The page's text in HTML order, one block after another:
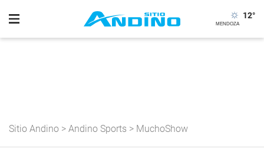
12°
Sitio Andino > Andino Sports > MuchoShow